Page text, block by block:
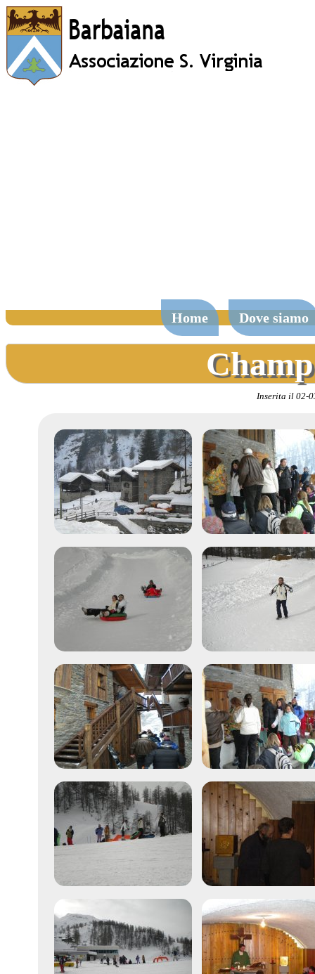
Home Dove siamo
Inserita il 02-